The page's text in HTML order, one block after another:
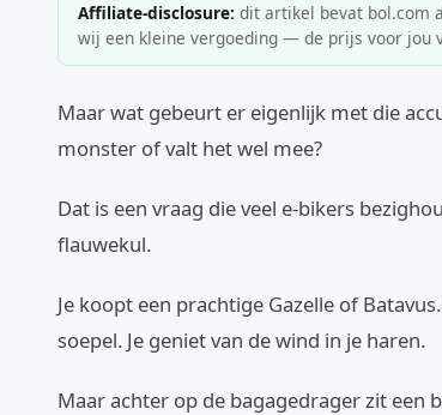
Affiliate-disclosure: dit artikel bevat bol.com
wij een kleine vergoeding — de prijs voor jou
Maar wat gebeurt er eigenlijk met die
monster of valt het wel mee?
Dat is een vraag die veel e-bikers
flauwekul.
Je koopt een prachtige Gazelle of
soepel. Je geniet van de wind in je haren.
Maar achter op de bagagedrager zit